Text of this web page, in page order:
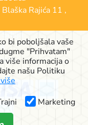
Blaška Rajića 11 ,
bi poboljšala vaše
"Prihvatam"
više informacija o
našu Politiku
Marketing